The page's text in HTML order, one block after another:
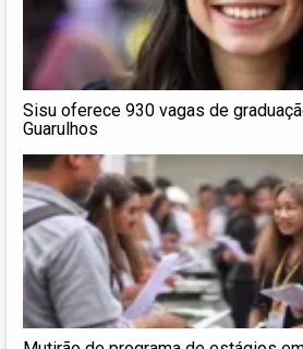
Sisu oferece 930 vagas de
Guarulhos